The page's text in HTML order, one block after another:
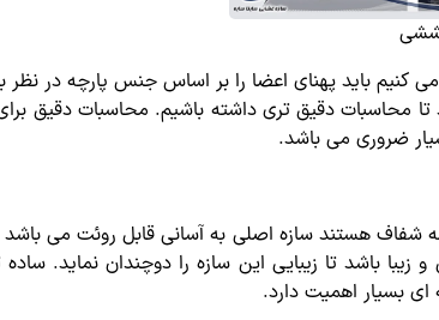
باید پهنای اعضا را بر اساس جنس پارچه در نظر
محاسبات دقیق تری داشته باشیم. محاسبات دقیق
ضروری می باشد.
شفاف هستند سازه اصلی به آسانی قابل روئت می
زیبا باشد تا زیبایی این سازه را دوچندان
ای بسیار اهمیت دارد.